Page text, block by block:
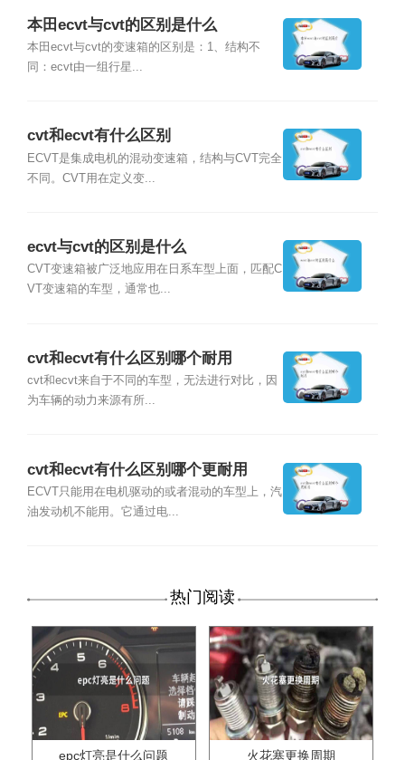
本田ecvt与cvt的区别是什么
本田ecvt与cvt的变速箱的区别是：1、结构不
同：ecvt由一组行星...
cvt和ecvt有什么区别
ECVT是集成电机的混动变速箱，结构与CVT完全
不同。CVT用在定义变...
ecvt与cvt的区别是什么
CVT变速箱被广泛地应用在日系车型上面，匹配C
VT变速箱的车型，通常也...
cvt和ecvt有什么区别哪个耐用
cvt和ecvt来自于不同的车型，无法进行对比，因
为车辆的动力来源有所...
cvt和ecvt有什么区别哪个更耐用
ECVT只能用在电机驱动的或者混动的车型上，汽
油发动机不能用。它通过电...
热门阅读
epc灯亮是什么问题 火花塞更换周期